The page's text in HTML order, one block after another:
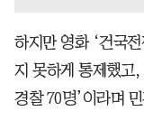
하지만 영화 ‘건국
지 못하게 통제했고
경찰 70명’이라며